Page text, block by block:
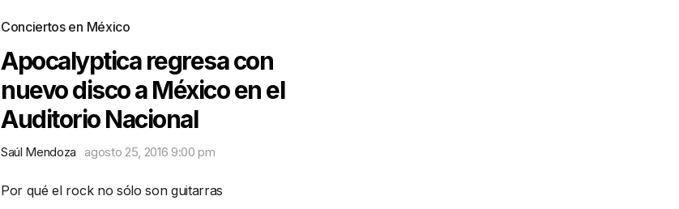
Conciertos en México
Apocalyptica regresa con
nuevo disco a México en el
Auditorio Nacional
Saúl Mendoza agosto 25, 2016 9:00 pm
Por qué el rock no sólo son guitarras